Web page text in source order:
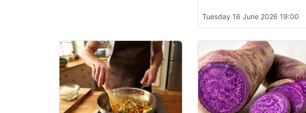
Tuesday 16 June 2026 19:00